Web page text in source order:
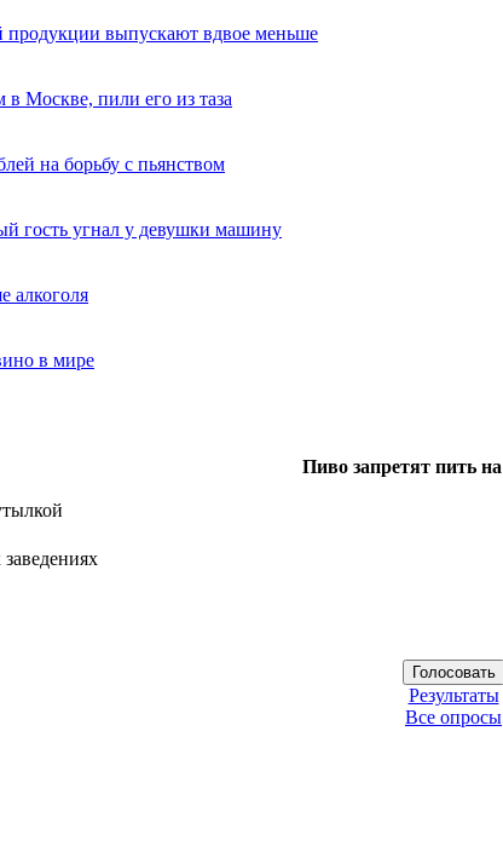
продукции выпускают вдвое меньше
в Москве, пили его из таза
на борьбу с пьянством
гость угнал у девушки машину
алкоголя
в мире
Пиво запретят пить
Результаты
Все опросы